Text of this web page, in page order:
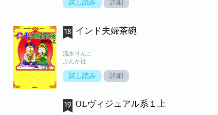
試し読み 詳細
インド夫婦茶碗
流水りんこ
ぶんか社
試し読み 詳細
OLヴィジュアル系１上